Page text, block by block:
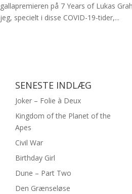
gallapremieren på 7 Years of Lukas
jeg, specielt i disse COVID-19-tider,...
SENESTE INDLÆG
Joker – Folie à Deux
Kingdom of the Planet of the
Apes
Civil War
Birthday Girl
Dune – Part Two
Den Grænseløse